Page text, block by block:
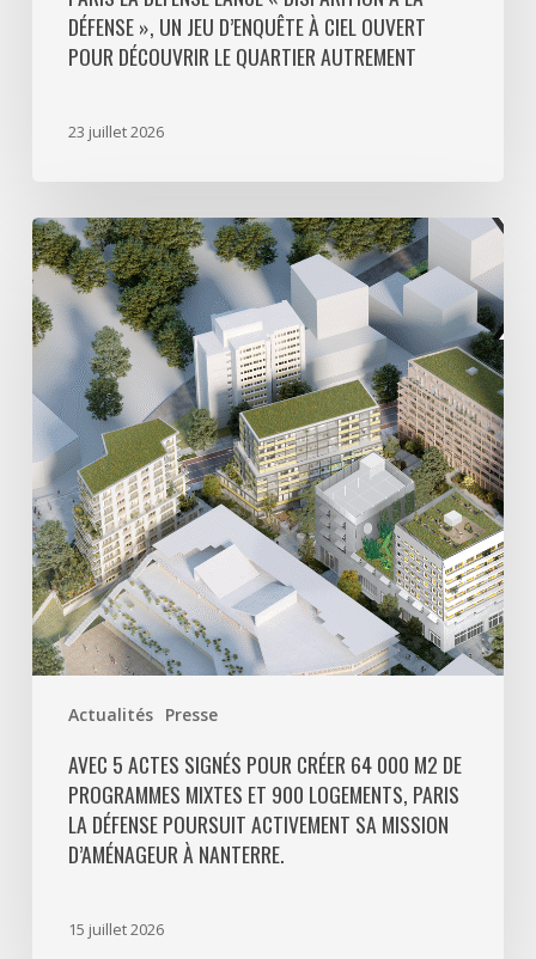
quartier
DÉFENSE », UN JEU D’ENQUÊTE À CIEL OUVERT
POUR DÉCOUVRIR LE QUARTIER AUTREMENT
23 juillet 2026
Actualités Presse
Avec
5
actes
signés
pour
créer
000
m2
de
programmes
mixtes
et
900
logements,
Défense
poursuit
activement
AVEC 5 ACTES SIGNÉS POUR CRÉER 64 000 M2 DE
PROGRAMMES MIXTES ET 900 LOGEMENTS, PARIS
LA DÉFENSE POURSUIT ACTIVEMENT SA MISSION
D’AMÉNAGEUR À NANTERRE.
15 juillet 2026